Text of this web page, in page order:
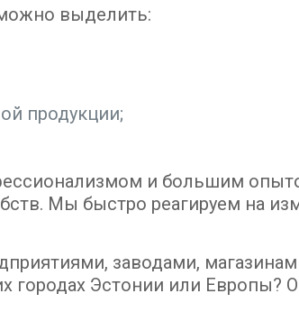
выделить:
продукции;
и большим
Мы быстро реагируем на
заводами,
городах Эстонии или Европы?